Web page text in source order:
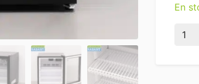
En